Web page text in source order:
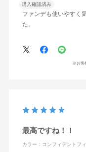
リン酸・BG・ジポ
ノサ核油・オリーブ
ナバラ果実油・カミ
ローズマリー葉エキ
ルヘキシル／メタク
タン／酸化チタン）
購入確認済み
ファンデも使いやすく
た。
※お客
最高ですね！！
カラー：コンフィデントフ